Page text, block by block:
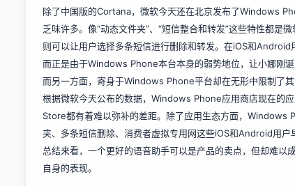
除了中国版的Cortana，微软今天还在北京发布了Windows
乏味许多。像“动态文件夹”、“短信整合和转发”这些特性都是
则可以让用户选择多条短信进行删除和转发。在iOS和Android
而正是由于Windows Phone本台本身的弱势地位，让小娜刚
而另一方面，寄身于Windows Phone平台却在无形中限制了其“
根据微软今天公布的数据，Windows Phone应用商店现在的
Store都有着难以弥补的差距。除了应用生态方面，Windows
夹、多条短信删除、消费者虚拟专用网这些iOS和Android用
总结来看，一个更好的语音助手可以是产品的卖点，但却难
自身的表现。